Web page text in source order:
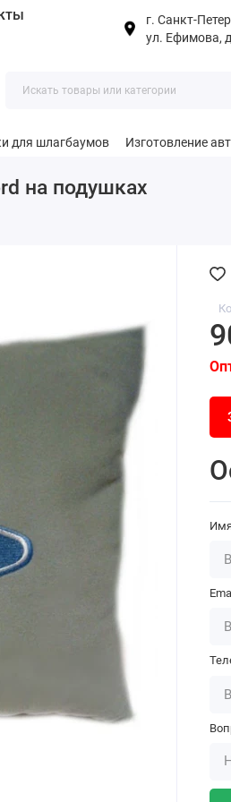
г. Санкт-
ул. Ефимова,
для шлагбаумов Изготовление
на подушках